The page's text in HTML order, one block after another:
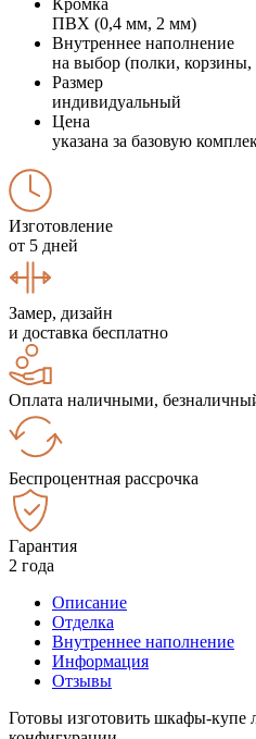
ПВХ (0,4 мм, 2 мм)
Внутреннее наполнение
на выбор (полки,
Размер
индивидуальный
Цена
указана за базовую
Изготовление
от 5 дней
Замер, дизайн
и доставка бесплатно
Оплата наличными,
Беспроцентная рассрочка
Гарантия
2 года
Описание
Отделка
Внутреннее наполнение
Информация
Отзывы
Готовы изготовить шкафы-купе